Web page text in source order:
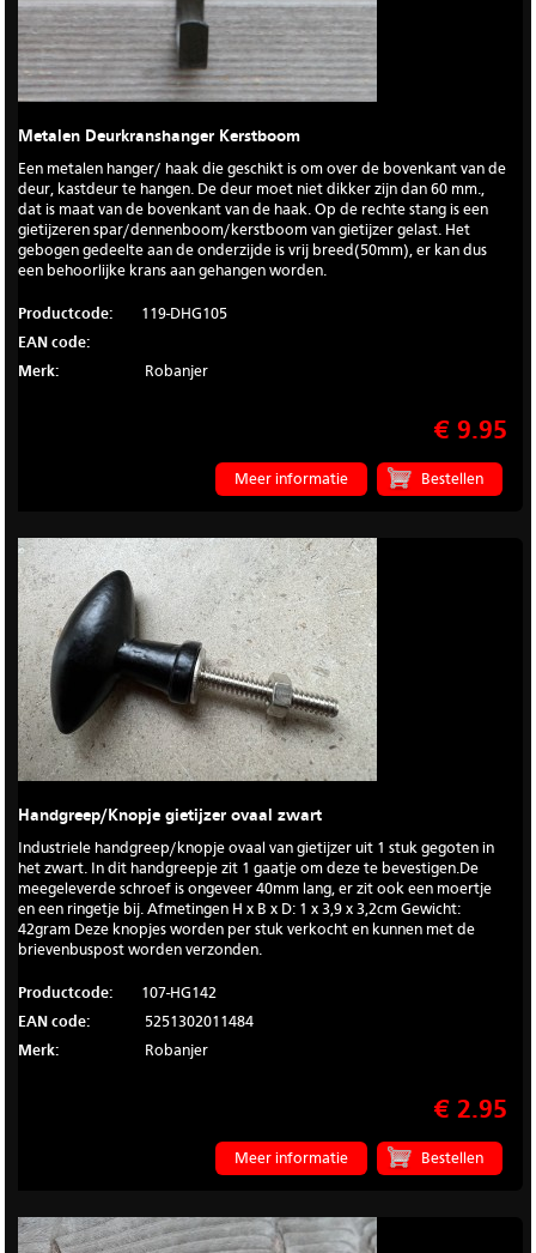
Metalen Deurkranshanger Kerstboom
Een metalen hanger/ haak die geschikt is om over de bovenkant van de
deur, kastdeur te hangen. De deur moet niet dikker zijn dan 60 mm.,
dat is maat van de bovenkant van de haak. Op de rechte stang is een
gietijzeren spar/dennenboom/kerstboom van gietijzer gelast. Het
gebogen gedeelte aan de onderzijde is vrij breed(50mm), er kan dus
een behoorlijke krans aan gehangen worden.
Productcode:
119-DHG105
EAN code:
Merk:
Robanjer
€ 9.95
Meer informatie
Handgreep/Knopje gietijzer ovaal zwart
Industriele handgreep/knopje ovaal van gietijzer uit 1 stuk gegoten in
het zwart. In dit handgreepje zit 1 gaatje om deze te bevestigen.De
meegeleverde schroef is ongeveer 40mm lang, er zit ook een moertje
en een ringetje bij. Afmetingen H x B x D: 1 x 3,9 x 3,2cm Gewicht:
42gram Deze knopjes worden per stuk verkocht en kunnen met de
brievenbuspost worden verzonden.
Productcode:
107-HG142
EAN code:
5251302011484
Merk:
Robanjer
€ 2.95
Meer informatie